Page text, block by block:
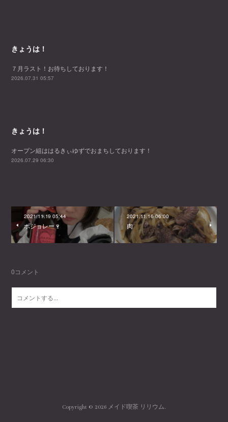
きょうは！
７月ラスト！お待ちしております！
2026.07.31 05:57
きょうは！
オープン組ははるきぃゆずでおまちしております！
2026.07.29 06:30
2021.11.19 05:44
ボジョレー🍷
2021.11.16 06:00
肉
0コメント
Copyright © 2026 メイド喫茶 リリウム.